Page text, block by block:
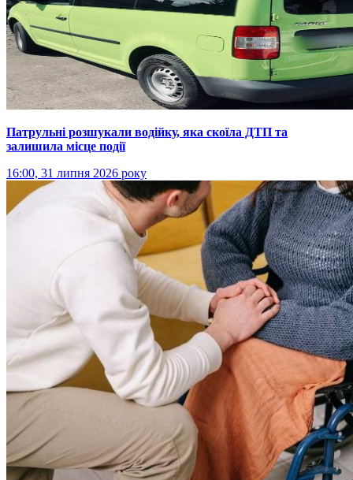
Патрульні розшукали водійку, яка скоїла ДТП та
залишила місце події
16:00, 31 липня 2026 року